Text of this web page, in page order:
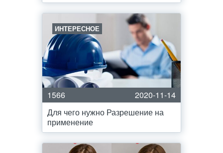
ИНТЕРЕСНОЕ
1566
2020-11-14
Для чего нужно Разрешение на
применение